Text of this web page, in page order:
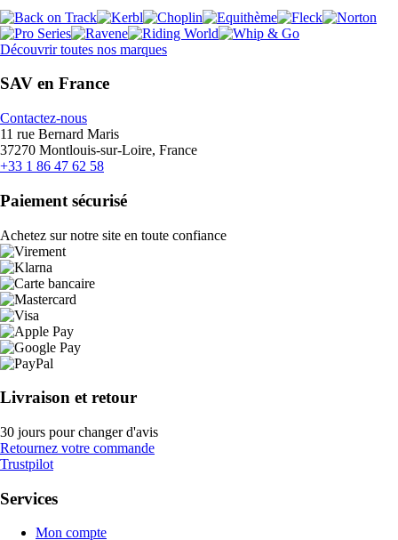
Découvrir toutes nos marques
SAV en France
Contactez-nous
11 rue Bernard Maris
37270 Montlouis-sur-Loire, France
+33 1 86 47 62 58
Paiement sécurisé
Achetez sur notre site en toute confiance
Livraison et retour
30 jours pour changer d'avis
Retournez votre commande
Trustpilot
Services
Mon compte